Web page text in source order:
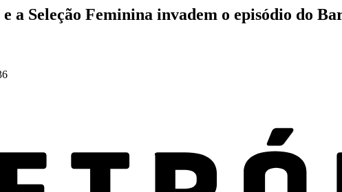
a Seleção Feminina invadem o episódio do